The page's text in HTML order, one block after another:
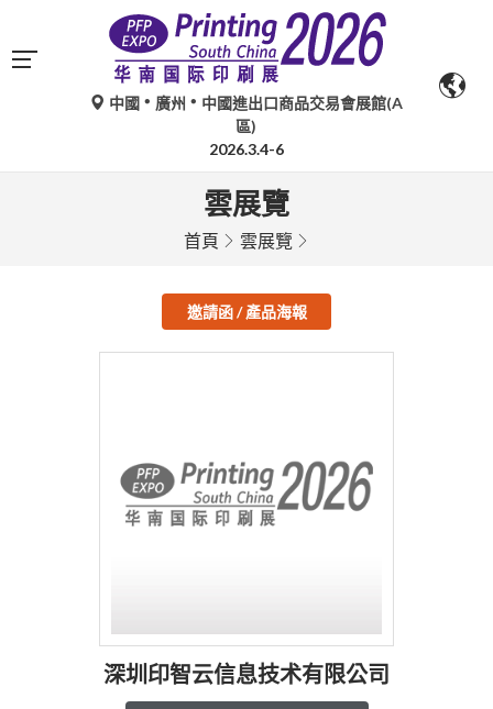
中國 廣州
中國進出口商品交易會展館(A
區)
2026.3.4-6
雲展覽
首頁 雲展覽
邀請函 / 產品海報
深圳印智云信息技术有限公司